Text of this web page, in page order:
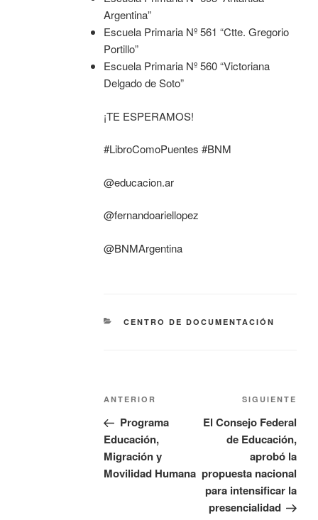
Argentina”
Escuela Primaria Nº 561 “Ctte. Gregorio
Portillo”
Escuela Primaria Nº 560 “Victoriana
Delgado de Soto”
¡TE ESPERAMOS!
#LibroComoPuentes #BNM
@educacion.ar
@fernandoariellopez
@BNMArgentina
CENTRO DE DOCUMENTACIÓN
ANTERIOR
Programa
Educación,
Migración y
Movilidad Humana
SIGUIENTE
El Consejo Federal
de Educación,
aprobó la
propuesta nacional
para intensificar la
presencialidad